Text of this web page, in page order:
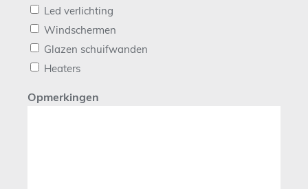
Led verlichting
Windschermen
Glazen schuifwanden
Heaters
Opmerkingen